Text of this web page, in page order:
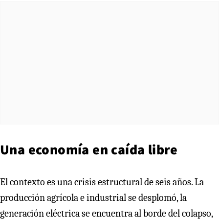
Una economía en caída libre
El contexto es una crisis estructural de seis años. La
producción agrícola e industrial se desplomó, la
generación eléctrica se encuentra al borde del colapso,